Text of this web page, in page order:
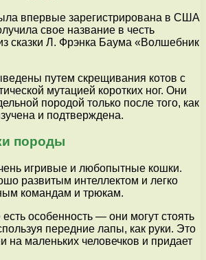
впервые зарегистрирована в США
свое название в честь
сказки Л. Фрэнка Баума «Волшебник
путем скрещивания котов с
мутацией коротких ног. Они
породой только после того, как
и подтверждена.
породы
игривые и любопытные кошки.
развитым интеллектом и легко
командам и трюкам.
особенность — они могут стоять
передние лапы, как руки. Это
на маленьких человечков и придает